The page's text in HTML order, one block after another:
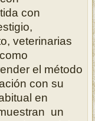
con
veterinarias
el método
con su
en
un